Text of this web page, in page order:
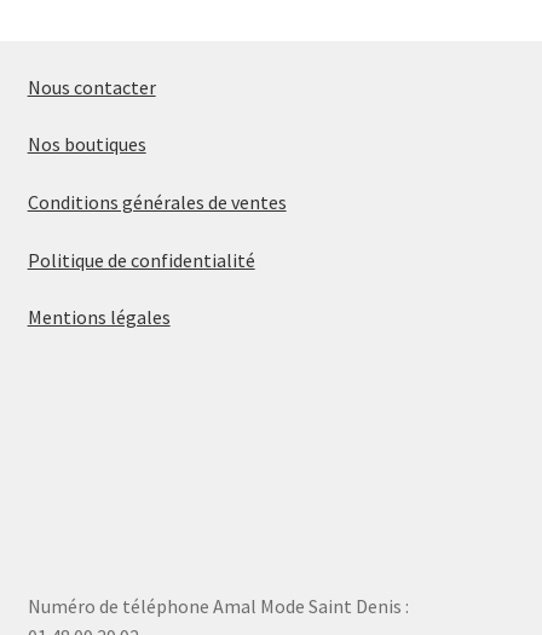
Nous contacter
Nos boutiques
Conditions générales de ventes
Politique de confidentialité
Mentions légales
Numéro de téléphone Amal Mode Saint Denis :